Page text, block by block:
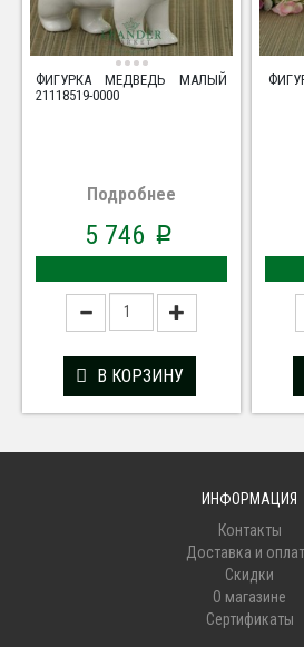
ФИГУРКА МЕДВЕДЬ МАЛЫЙ
21118519-0000
Подробнее
5 746 p
В КОРЗИНУ
ИНФОРМАЦИЯ
Контакты
Доставка и
Скидки
О магазине
Сертификаты